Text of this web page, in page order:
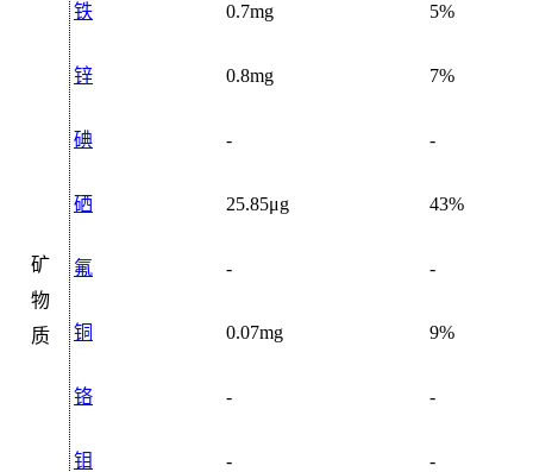
矿
物
质
铁 0.7mg 5%
锌 0.8mg 7%
碘 - -
硒 25.85μg 43%
氟 - -
铜 0.07mg 9%
铬 - -
钼 - -